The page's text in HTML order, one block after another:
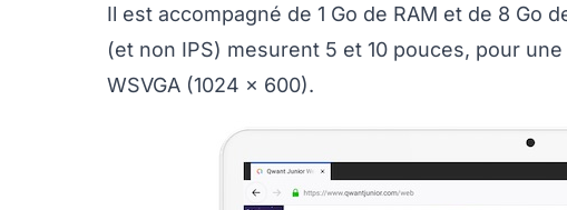
Il est accompagné de 1 Go de RAM et de 8 Go
(et non IPS) mesurent 5 et 10 pouces, pour
WSVGA (1024 x 600).